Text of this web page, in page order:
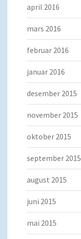
april 2016
mars 2016
februar 2016
januar 2016
desember 2015
november 2015
oktober 2015
september 2015
august 2015
juni 2015
mai 2015